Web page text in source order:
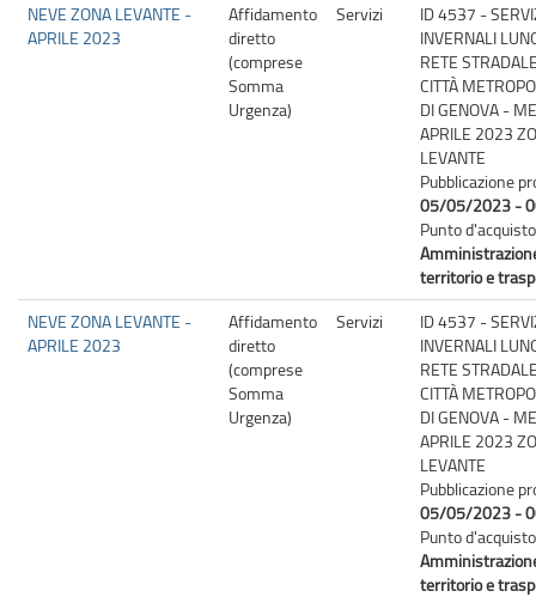
NEVE ZONA LEVANTE -
APRILE 2023
Affidamento
diretto
(comprese
Somma
Urgenza)
Servizi
ID 4537 -
INVERNALI
RETE
CITTÀ
DI GENOVA -
APRILE 2023
LEVANTE
Pubblicazione
05/05/2023 -
Punto
territorio e
NEVE ZONA LEVANTE -
APRILE 2023
Affidamento
diretto
(comprese
Somma
Urgenza)
Servizi
ID 4537 -
INVERNALI
RETE
CITTÀ
DI GENOVA -
APRILE 2023
LEVANTE
Pubblicazione
05/05/2023 -
Punto
territorio e